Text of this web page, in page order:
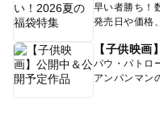
早い者勝ち！
発売日や価格
【子供映画
パウ・パトロ
アンパンマン